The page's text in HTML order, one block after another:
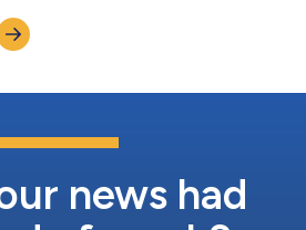
件能力展示。 Redshift渲染引擎整合
Cinema 4D默认的Redshift渲染引擎，
使用Cinema 4D标准渲染器的版本不
转变确保了性能测试与现代创意工作流
了GPU基准测试，这是过去十年中
最新版本不仅评估CPU性能，还提供了
news had